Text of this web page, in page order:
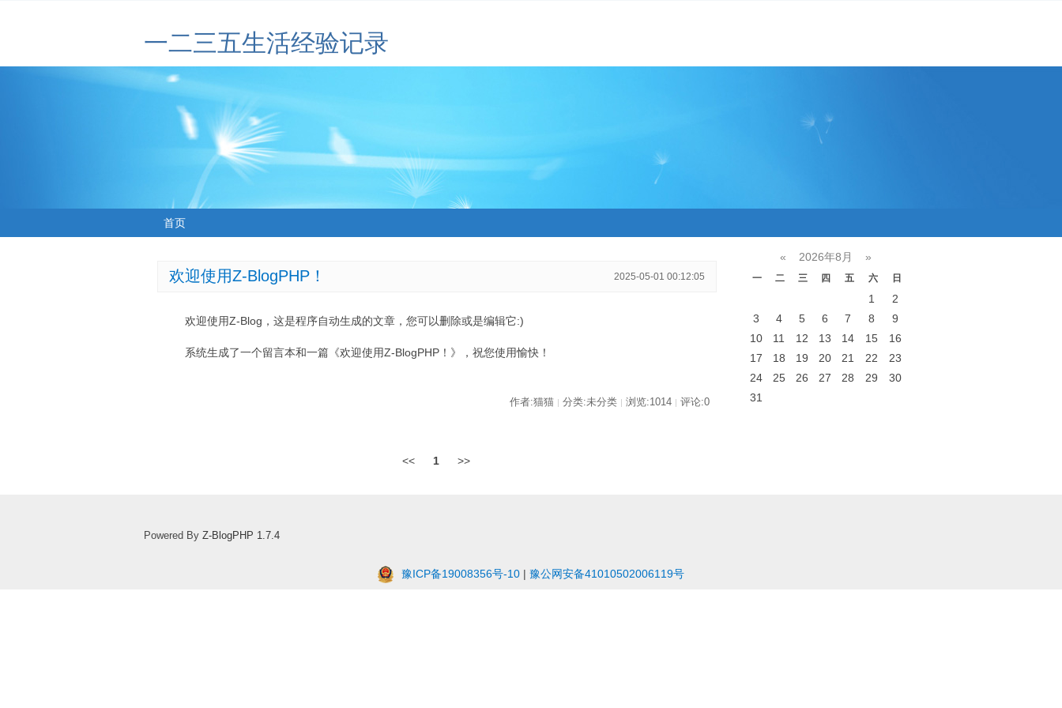
一二三五生活经验记录
首页
欢迎使用Z-BlogPHP！ 2025-05-01 00:12:05
欢迎使用Z-Blog，这是程序自动生成的文章，您可以删除或是编辑它:)
系统生成了一个留言本和一篇《欢迎使用Z-BlogPHP！》，祝您使用愉快！
作者:猫猫 | 分类:未分类 | 浏览:1014 | 评论:0
<< 1 >>
« 2026年8月 »
一 二 三 四 五 六 日
1
2
3
4 5 6 7 8
9
10
11 12 13 14 15
16
17
18 19 20 21 22
23
24
25 26 27 28 29
30
31
Powered By Z-BlogPHP 1.7.4
豫ICP备19008356号-10 | 豫公网安备41010502006119号